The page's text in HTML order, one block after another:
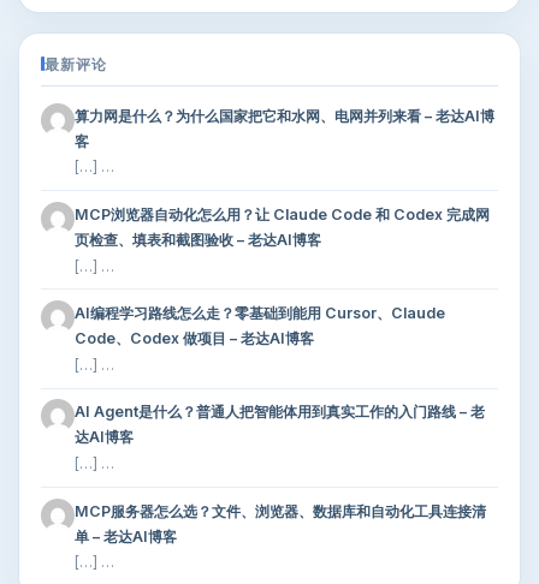
最新评论
算力网是什么？为什么国家把它和水网、电网并列来看 – 老达AI博
客
[…] …
MCP浏览器自动化怎么用？让 Claude Code 和 Codex 完成网
页检查、填表和截图验收 – 老达AI博客
[…] …
AI编程学习路线怎么走？零基础到能用 Cursor、Claude
Code、Codex 做项目 – 老达AI博客
[…] …
AI Agent是什么？普通人把智能体用到真实工作的入门路线 – 老
达AI博客
[…] …
MCP服务器怎么选？文件、浏览器、数据库和自动化工具连接清
单 – 老达AI博客
[…] …